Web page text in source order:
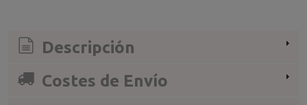
Descripción
Costes de Envío